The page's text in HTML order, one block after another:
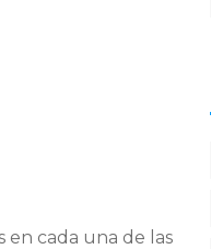
en cada una de las